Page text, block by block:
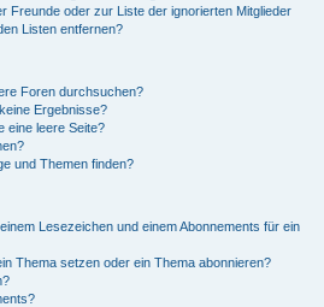
Freunde oder zur Liste der ignorierten Mitglieder
Listen entfernen?
Foren durchsuchen?
Ergebnisse?
eine leere Seite?
und Themen finden?
Lesezeichen und einem Abonnements für ein
Thema setzen oder ein Thema abonnieren?